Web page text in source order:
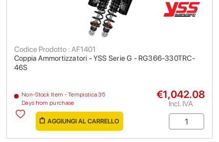
Coppia Ammortizzatori - YSS Serie G - RG366-330TRC-
46S
Codice Prodotto : AF1401
Non-Stock Item - Tempistica 35
Days from purchase
€1,042.08
Incl. IVA
AGGIUNGI AL CARRELLO